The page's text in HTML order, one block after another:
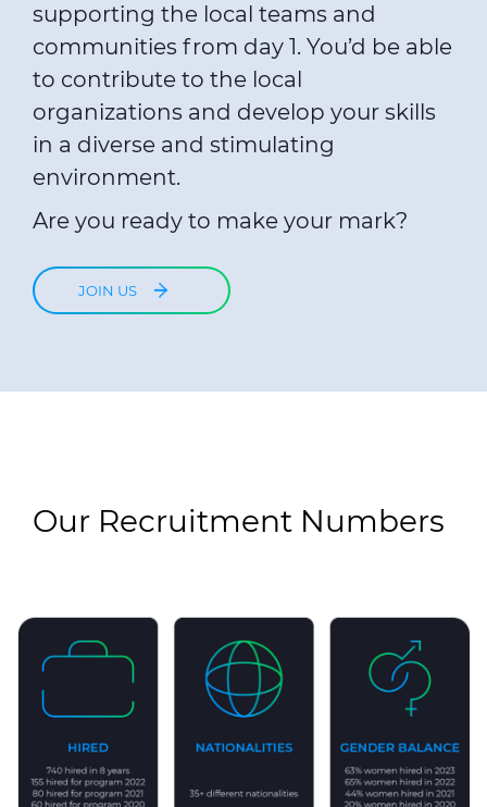
supporting the local teams and
communities from day 1. You’d be able
to contribute to the local
organizations and develop your skills
in a diverse and stimulating
environment.
Are you ready to make your mark?
JOIN US
Our Recruitment Numbers